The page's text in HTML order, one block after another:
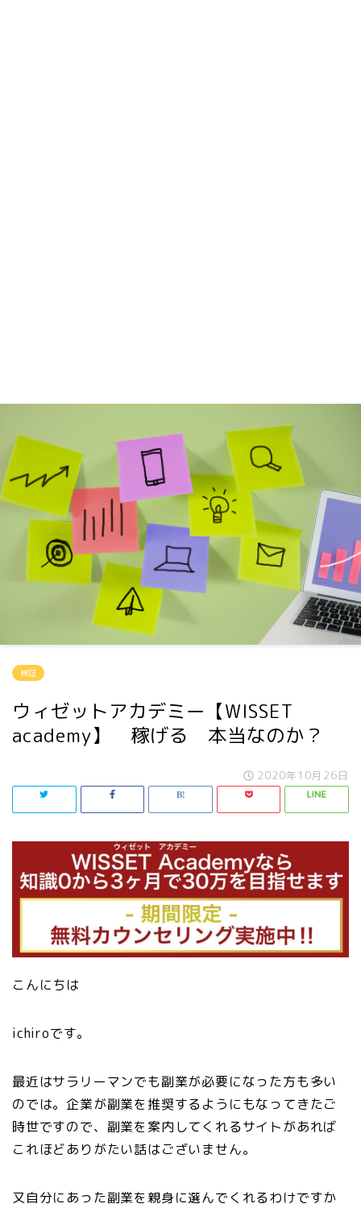
検証
ウィゼットアカデミー【WISSET
academy】 稼げる 本当なのか？
2020年10月26日
こんにちは
ichiroです。
最近はサラリーマンでも副業が必要になった方も多い
のでは。企業が副業を推奨するようにもなってきたご
時世ですので、副業を案内してくれるサイトがあれば
これほどありがたい話はございません。
又自分にあった副業を親身に選んでくれるわけですか